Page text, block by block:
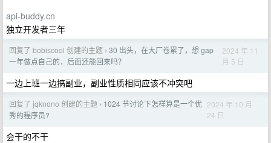
api-buddy.cn
独立开发者三年
回复了 bobiscool 创建的主题 › 30 出头，在大厂卷累了，想 gap
一年做点自己的，后面还能回来吗？
2024 年 11
月 5 日
一边上班一边搞副业，副业性质相同应该不冲突吧
回复了 jqknono 创建的主题 › 1024 节讨论下怎样算是一个优
秀的程序员?
2024 年 10 月
24 日
会干的不干